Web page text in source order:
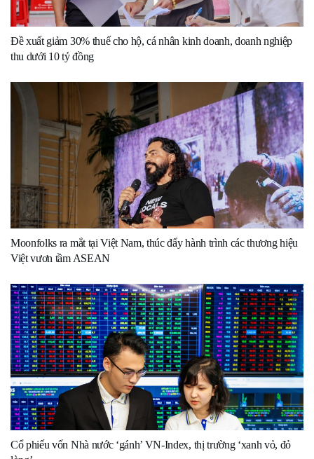
Đề xuất giảm 30% thuế cho hộ, cá nhân kinh doanh, doanh nghiệp
thu dưới 10 tỷ đồng
Moonfolks ra mắt tại Việt Nam, thúc đẩy hành trình các thương hiệu
Việt vươn tầm ASEAN
Cổ phiếu vốn Nhà nước ‘gánh’ VN-Index, thị trường ‘xanh vỏ, đỏ